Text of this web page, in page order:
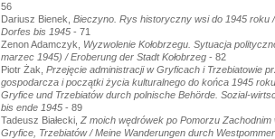
56
Dariusz Bienek, Bieczyno. Rys historyczny wsi do 1945 roku
Dorfes bis 1945- 71
Zenon Adamczyk,
Wyzwolenie Kołobrzegu. Sytuacja
marzec 1945) / Eroberung der Stadt Kołobrzeg- 82
Piotr Żak, Przejęcie administracji w Gryficach i Trzebiatowie
gospodarcza i początki życia kulturalnego do końca 1945
Gryfice und Trzebiatów durch polnische Behörde. Sozial-
bis ende 1945- 89
Tadeusz Białecki, Z moich wędrówek po Pomorzu
Gryfice, Trzebiatów / Meine Wanderungen durch